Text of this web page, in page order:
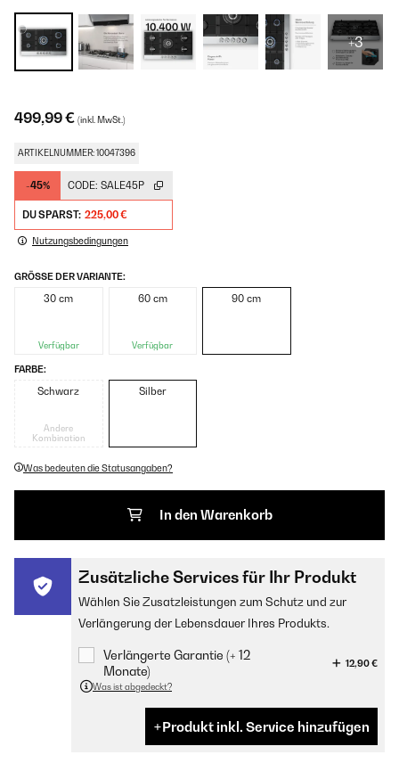
+3
499,99 € (inkl. MwSt.)
ARTIKELNUMMER: 10047396
-45% CODE: SALE45P
DU SPARST: 225,00 €
Nutzungsbedingungen
GRÖSSE DER VARIANTE:
30 cm
Verfügbar
60 cm
Verfügbar
90 cm
FARBE:
Schwarz
Andere
Kombination
Silber
Was bedeuten die Statusangaben?
In den Warenkorb
Zusätzliche Services für Ihr Produkt
Wählen Sie Zusatzleistungen zum Schutz und zur
Verlängerung der Lebensdauer Ihres Produkts.
Verlängerte Garantie (+ 12
Monate)
12,90 €
Was ist abgedeckt?
Produkt inkl. Service hinzufügen